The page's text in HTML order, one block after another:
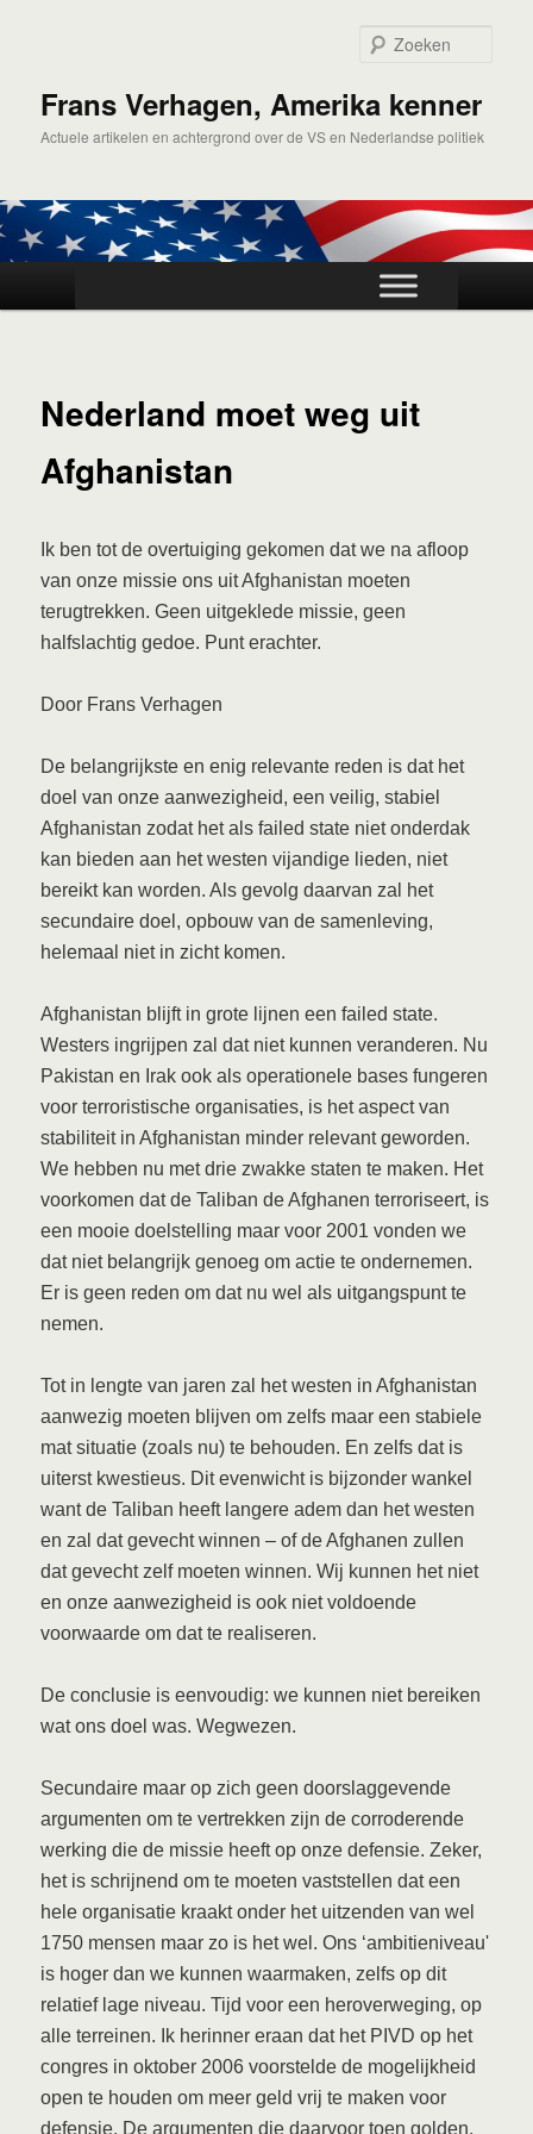
inhoudFrans Verhagen, Amerika kenner
Actuele artikelen en achtergrond over de VS en Nederlandse politiek
Nederland moet weg uit
Afghanistan
Ik ben tot de overtuiging gekomen dat we na afloop
van onze missie ons uit Afghanistan moeten
terugtrekken. Geen uitgeklede missie, geen
halfslachtig gedoe. Punt erachter.
Door Frans Verhagen
De belangrijkste en enig relevante reden is dat het
doel van onze aanwezigheid, een veilig, stabiel
Afghanistan zodat het als failed state niet onderdak
kan bieden aan het westen vijandige lieden, niet
bereikt kan worden. Als gevolg daarvan zal het
secundaire doel, opbouw van de samenleving,
helemaal niet in zicht komen.
Afghanistan blijft in grote lijnen een failed state.
Westers ingrijpen zal dat niet kunnen veranderen. Nu
Pakistan en Irak ook als operationele bases fungeren
voor terroristische organisaties, is het aspect van
stabiliteit in Afghanistan minder relevant geworden.
We hebben nu met drie zwakke staten te maken. Het
voorkomen dat de Taliban de Afghanen terroriseert, is
een mooie doelstelling maar voor 2001 vonden we
dat niet belangrijk genoeg om actie te ondernemen.
Er is geen reden om dat nu wel als uitgangspunt te
nemen.
Tot in lengte van jaren zal het westen in Afghanistan
aanwezig moeten blijven om zelfs maar een stabiele
mat situatie (zoals nu) te behouden. En zelfs dat is
uiterst kwestieus. Dit evenwicht is bijzonder wankel
want de Taliban heeft langere adem dan het westen
en zal dat gevecht winnen – of de Afghanen zullen
dat gevecht zelf moeten winnen. Wij kunnen het niet
en onze aanwezigheid is ook niet voldoende
voorwaarde om dat te realiseren.
De conclusie is eenvoudig: we kunnen niet bereiken
wat ons doel was. Wegwezen.
Secundaire maar op zich geen doorslaggevende
argumenten om te vertrekken zijn de corroderende
werking die de missie heeft op onze defensie. Zeker,
het is schrijnend om te moeten vaststellen dat een
hele organisatie kraakt onder het uitzenden van wel
1750 mensen maar zo is het wel. Ons ‘ambitieniveau'
is hoger dan we kunnen waarmaken, zelfs op dit
relatief lage niveau. Tijd voor een heroverweging, op
alle terreinen. Ik herinner eraan dat het PIVD op het
congres in oktober 2006 voorstelde de mogelijkheid
open te houden om meer geld vrij te maken voor
defensie. De argumenten die daarvoor toen golden,